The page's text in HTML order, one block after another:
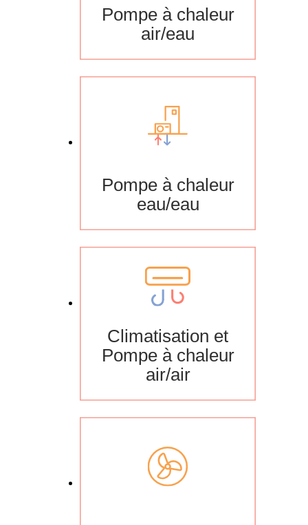
Pompe à chaleur
air/eau
Pompe à chaleur
eau/eau
Climatisation et
Pompe à chaleur
air/air